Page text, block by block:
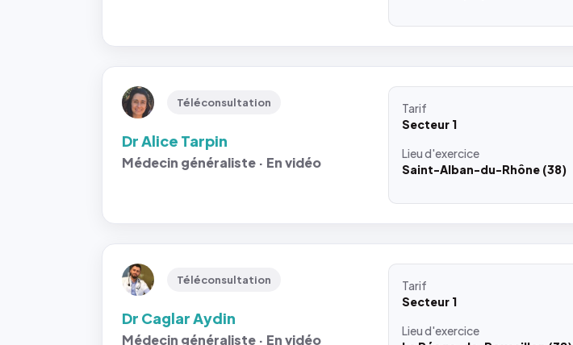
Téléconsultation
Dr Alice Tarpin
Médecin généraliste · En vidéo
Tarif
Secteur 1
Lieud'exercice
Saint-Alban-du-Rhône (38)
Téléconsultation
Dr Caglar Aydin
Médecin généraliste · En vidéo
Tarif
Secteur 1
Lieud'exercice